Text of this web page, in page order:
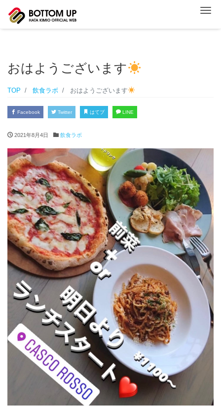
ナ
おはようございます
TOP 飲食ラボ おはようございます
Facebook Twitter はてブ LINE
2021年8月4日 飲食ラボ